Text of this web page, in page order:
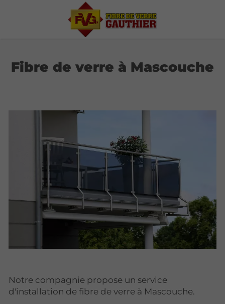
Fibre de verre à Mascouche
Notre compagnie propose un service
d'installation de fibre de verre à Mascouche.